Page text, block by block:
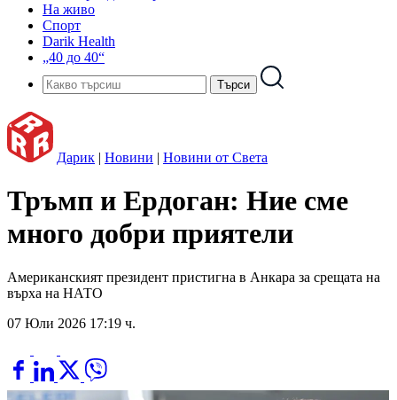
На живо
Спорт
Darik Health
„40 до 40“
Дарик | Новини | Новини от Света
Тръмп и Ердоган: Ние сме
много добри приятели
Американският президент пристигна в Анкара за срещата на
върха на НАТО
07 Юли 2026 17:19 ч.